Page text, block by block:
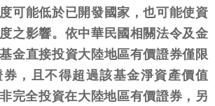
可能低於已開發國家，也可能使資
之影響。依中華民國相關法令及金
金直接投資大陸地區有價證券僅限
，且不得超過該基金淨資產價值
完全投資在大陸地區有價證券，另